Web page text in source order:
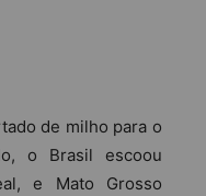
de milho para o
o Brasil escoou
e Mato Grosso